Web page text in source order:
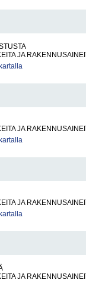
JA
JA
JA
JA